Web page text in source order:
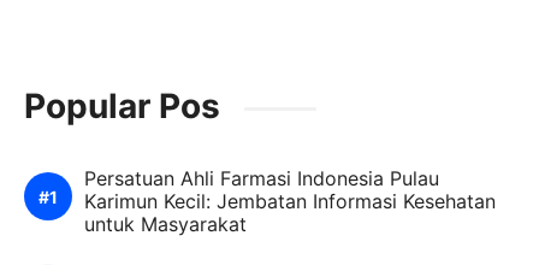
Popular Pos
Persatuan Ahli Farmasi Indonesia Pulau
Karimun Kecil: Jembatan Informasi Kesehatan
untuk Masyarakat